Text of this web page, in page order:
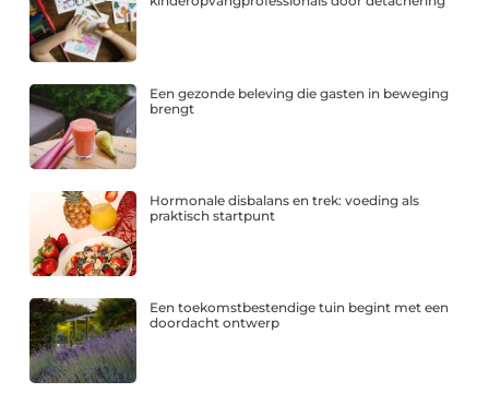
Een gezonde beleving die gasten in beweging
brengt
Hormonale disbalans en trek: voeding als
praktisch startpunt
Een toekomstbestendige tuin begint met een
doordacht ontwerp